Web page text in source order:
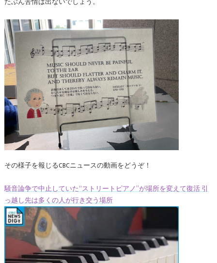
その様子を報じるCBCニュースの動画をどうぞ！
騒音論争で中止していた“ストリートピアノ”が場所を変えて復活 引
っ越し先は多くの人が行き交う場所